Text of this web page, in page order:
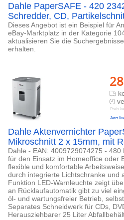
Dahle PaperSAFE - 420
Schredder, CD,
Dieses Angebot ist ein Beispiel für
eBay-Marktplatz in der Kategorie
aktualisieren Sie die
erhalten.
Preis
Jetzt
Dahle Aktenvernichter
Mikroschnitt 2 x 15mm, mit
Dahle - EAN: 4009729074275 -
für den Einsatz im Homeoffice oder
flexible und komfortable
durch integrierte Lichtschranke und
Funktion LED-Warnleuchte zeigt
an Rücklaufautomatik gibt zu viel
öl- und wartungsfreier Betrieb,
Separates Schneidwerk für CDs,
Herausziehbarer 25 Liter